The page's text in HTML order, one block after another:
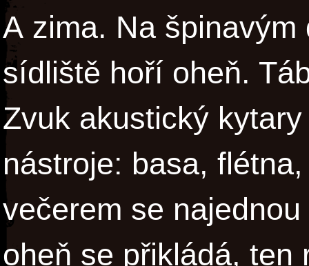
A zima. Na
sídliště hoří oheň.
Zvuk akustický
nástroje: basa,
večerem se
oheň se přikládá, ten